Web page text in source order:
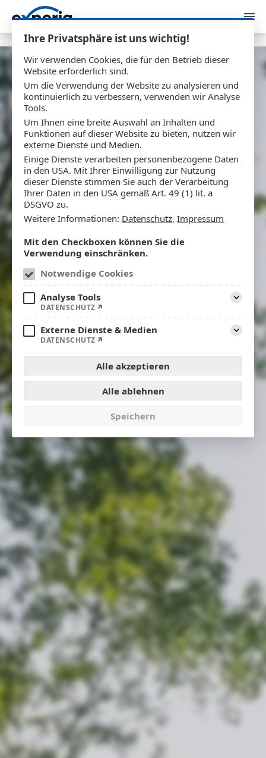
Zum Inhalt springen
Tiny Timphaus
Konzeption, Entwicklung und Hosting
Ihre Privatsphäre ist uns wichtig!
Wir verwenden Cookies, die für den Betrieb dieser
Website erforderlich sind.
Um die Verwendung der Website zu analysieren und
kontinuierlich zu verbessern, verwenden wir Analyse
Tools.
Um Ihnen eine breite Auswahl an Inhalten und
Funktionen auf dieser Website zu bieten, nutzen wir
externe Dienste und Medien.
Einige Dienste verarbeiten personenbezogene Daten
in den USA. Mit Ihrer Einwilligung zur Nutzung
dieser Dienste stimmen Sie auch der Verarbeitung
Ihrer Daten in den USA gemäß Art. 49 (1) lit. a
DSGVO zu.
Weitere Informationen: Datenschutz, Impressum
Mit den Checkboxen können Sie die
Verwendung einschränken.
Notwendige Cookies
Analyse Tools
DATENSCHUTZ
Externe Dienste & Medien
DATENSCHUTZ
Alle akzeptieren
Alle ablehnen
Speichern